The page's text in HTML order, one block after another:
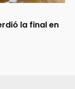
la final en